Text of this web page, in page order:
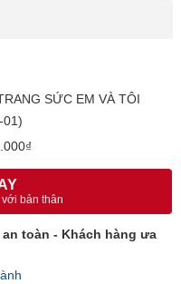
SỨC EM VÀ TÔI
01)
bản thân
toàn - Khách hàng ưa